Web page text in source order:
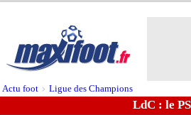
Actu foot > Ligue des Champions
LdC : le